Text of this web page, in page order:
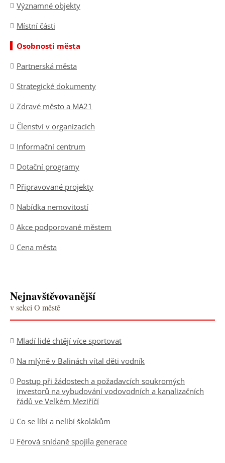
Významné objekty
Místní části
Osobnosti města
Partnerská města
Strategické dokumenty
Zdravé město a MA21
Členství v organizacích
Informační centrum
Dotační programy
Připravované projekty
Nabídka nemovitostí
Akce podporované městem
Cena města
Nejnavštěvovanější
v sekci O městě
Mladí lidé chtějí více sportovat
Na mlýně v Balinách vítal děti vodník
Postup při žádostech a požadavcích soukromých
investorů na vybudování vodovodních a kanalizačních
řádů ve Velkém Meziříčí
Co se líbí a nelíbí školákům
Férová snídaně spojila generace